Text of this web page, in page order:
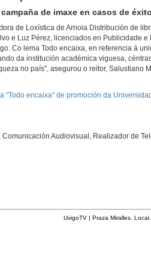
de imaxe en casos de
de Loxística de Arnoia Distribución de
e Luz Pérez, licenciados en Publicidade
Co lema Todo encaixa, en referencia á
da institución académica viguesa,
no país”, asegurou o reitor,
"Todo encaixa" de promoción da
Audiovisual, Realizador de
UvigoTV | Praza Miralles.